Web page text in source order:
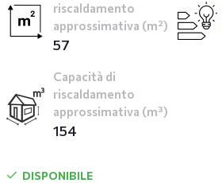
riscaldamento
approssimativa (m²)
57
Capacità di
riscaldamento
approssimativa (m³)
154
DISPONIBILE